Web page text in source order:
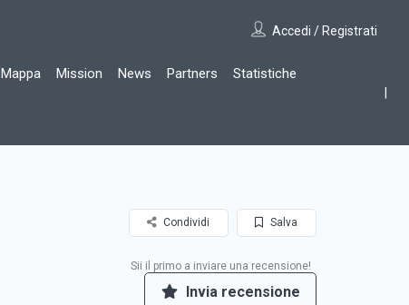
Accedi / Registrati
Mappa Mission News Partners Statistiche
Salva
Condividi
Sii il primo a inviare una recensione!
Invia recensione